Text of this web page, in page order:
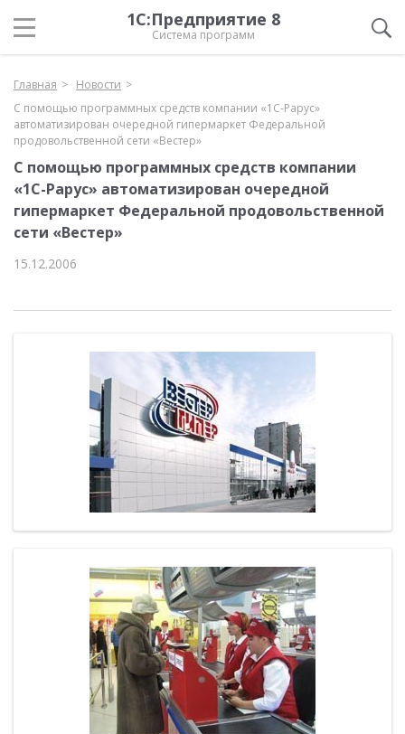
1С:Предприятие 8
Система программ
Главная
Новости
C помощью программных средств компании «1С-Рарус»
автоматизирован очередной гипермаркет Федеральной
продовольственной сети «Вестер»
C помощью программных средств компании
«1С-Рарус» автоматизирован очередной
гипермаркет Федеральной продовольственной
сети «Вестер»
15.12.2006